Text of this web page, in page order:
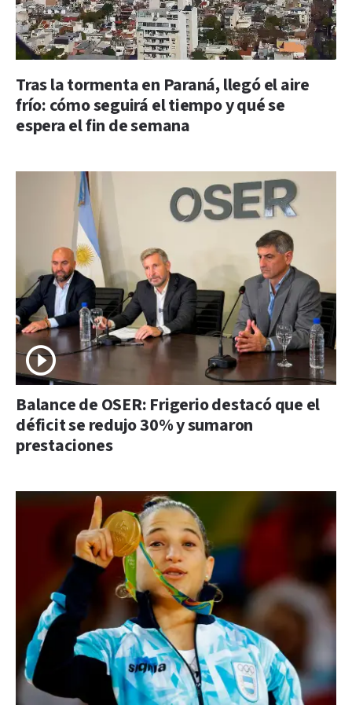
Tras la tormenta en Paraná, llegó el aire
frío: cómo seguirá el tiempo y qué se
espera el fin de semana
Balance de OSER: Frigerio destacó que el
déficit se redujo 30% y sumaron
prestaciones